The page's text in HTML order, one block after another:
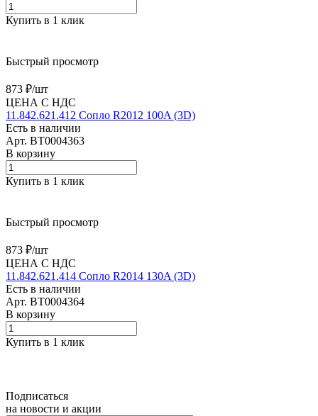
Купить в 1 клик
Быстрый просмотр
873 ₽/шт
ЦЕНА С НДС
11.842.621.412 Сопло R2012 100A (3D)
Есть в наличии
Арт. BT0004363
В корзину
Купить в 1 клик
Быстрый просмотр
873 ₽/шт
ЦЕНА С НДС
11.842.621.414 Сопло R2014 130A (3D)
Есть в наличии
Арт. BT0004364
В корзину
Купить в 1 клик
Подписаться
на новости и акции